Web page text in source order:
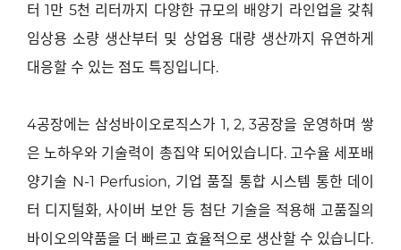
터 1만 5천 리터까지 다양한 규모의 배양기 라인업을 갖춰
임상용 소량 생산부터 및 상업용 대량 생산까지 유연하게
대응할 수 있는 점도 특징입니다.
4공장에는 삼성바이오로직스가 1, 2, 3공장을 운영하며 쌓
은 노하우와 기술력이 총집약 되어있습니다. 고수율 세포배
양기술 N-1 Perfusion, 기업 품질 통합 시스템 통한 데이
터 디지털화, 사이버 보안 등 첨단 기술을 적용해 고품질의
바이오의약품을 더 빠르고 효율적으로 생산할 수 있습니다.